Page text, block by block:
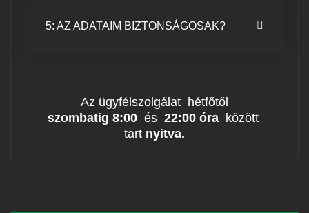
5: AZ ADATAIM BIZTONSÁGOSAK?
Az ügyfélszolgálat hétfőtől
szombatig 8:00és 22:00 óraközött
tart nyitva.